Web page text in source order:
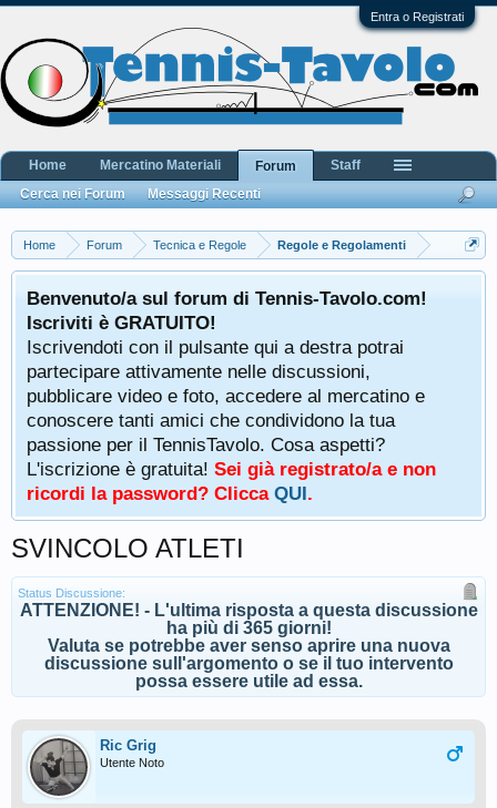
Entra o Registrati
Home Forum Tecnica e Regole Regole e Regolamenti
Benvenuto/a sul forum di Tennis-Tavolo.com!
Iscriviti è GRATUITO!
Iscrivendoti con il pulsante qui a destra potrai
partecipare attivamente nelle discussioni,
pubblicare video e foto, accedere al mercatino e
conoscere tanti amici che condividono la tua
passione per il TennisTavolo. Cosa aspetti?
L'iscrizione è gratuita! Sei già registrato/a e non
ricordi la password? Clicca QUI.
SVINCOLO ATLETI
Status Discussione:
ATTENZIONE! - L'ultima risposta a questa discussione
ha più di 365 giorni!
Valuta se potrebbe aver senso aprire una nuova
discussione sull'argomento o se il tuo intervento
possa essere utile ad essa.
Ric Grig
Utente Noto
Home Mercatino Materiali
Forum
Cerca nei Forum
Messaggi Recenti
Staff